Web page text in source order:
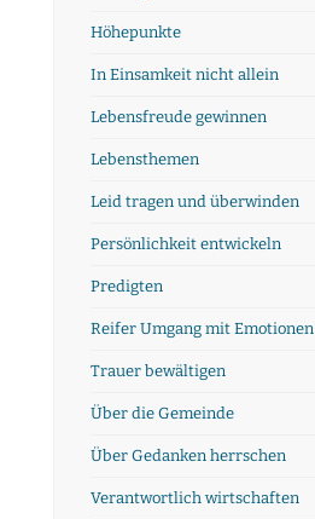
Höhepunkte
In Einsamkeit nicht allein
Lebensfreude gewinnen
Lebensthemen
Leid tragen und überwinden
Persönlichkeit entwickeln
Predigten
Reifer Umgang mit Emotionen
Trauer bewältigen
Über die Gemeinde
Über Gedanken herrschen
Verantwortlich wirtschaften